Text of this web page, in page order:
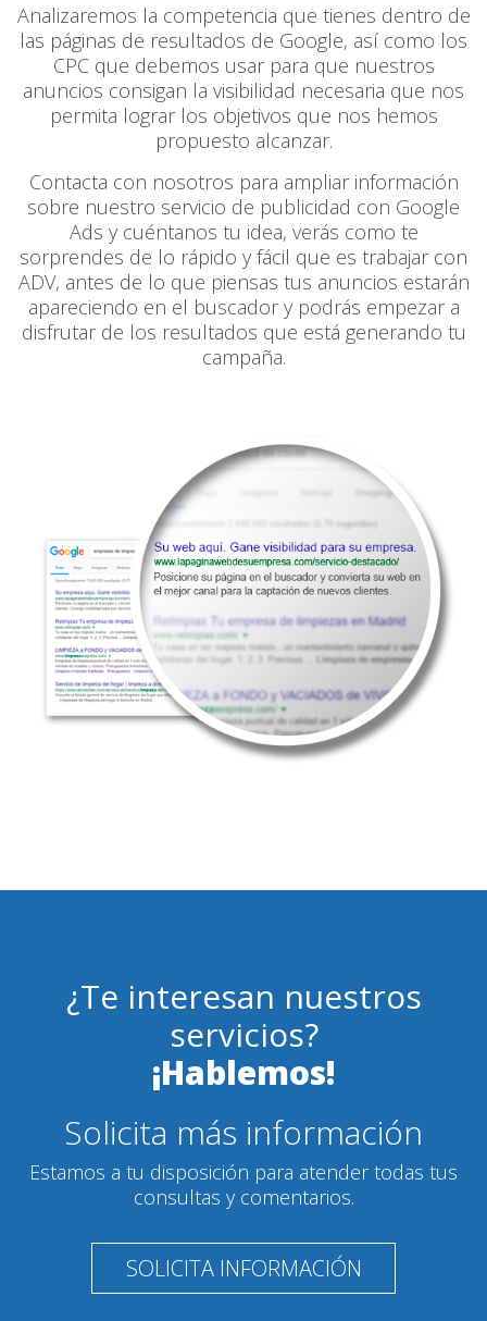
Analizaremos la competencia que tienes dentro de
las páginas de resultados de Google, así como los
CPC que debemos usar para que nuestros
anuncios consigan la visibilidad necesaria que nos
permita lograr los objetivos que nos hemos
propuesto alcanzar.
Contacta con nosotros para ampliar información
sobre nuestro servicio de publicidad con Google
Ads y cuéntanos tu idea, verás como te
sorprendes de lo rápido y fácil que es trabajar con
ADV, antes de lo que piensas tus anuncios estarán
apareciendo en el buscador y podrás empezar a
disfrutar de los resultados que está generando tu
campaña.
¿Te interesan nuestros
servicios?
¡Hablemos!
Solicita más información
Estamos a tu disposición para atender todas tus
consultas y comentarios.
SOLICITA INFORMACIÓN